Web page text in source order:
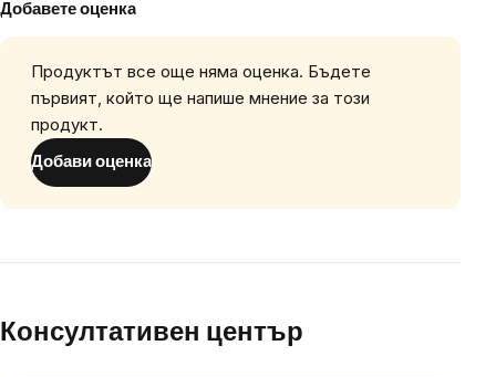
Добавете оценка
Продуктът все още няма оценка. Бъдете
първият, който ще напише мнение за този
продукт.
Добави оценка
Консултативен център